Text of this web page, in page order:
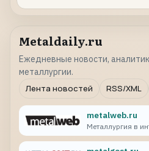
Metaldaily.ru
Ежедневные новости,
металлургии.
Лента новостей
RSS/XML
metalweb.ru
Металлургия в